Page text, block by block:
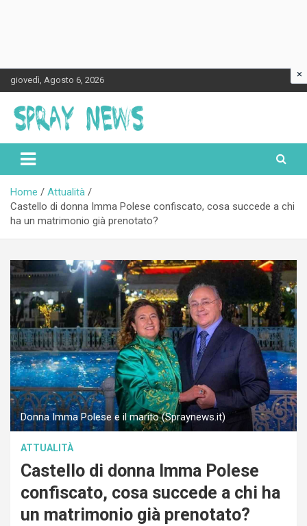
Skip
to
content
giovedì, Agosto 6, 2026
Spraynews.it
Home
Attualità
Castello di donna Imma Polese confiscato, cosa succede a chi
ha un matrimonio già prenotato?
Donna Imma Polese e il marito (Spraynews.it)
ATTUALITÀ
Castello di donna Imma Polese
confiscato, cosa succede a chi ha
un matrimonio già prenotato?
×